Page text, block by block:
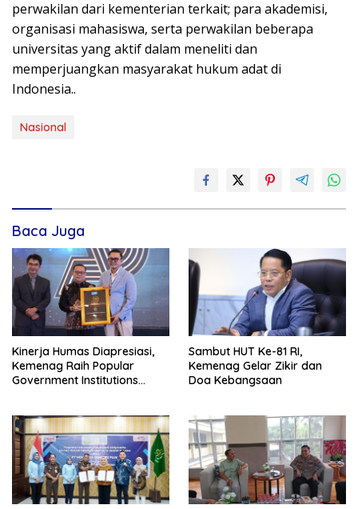
perwakilan dari kementerian terkait; para akademisi,
organisasi mahasiswa, serta perwakilan beberapa
universitas yang aktif dalam meneliti dan
memperjuangkan masyarakat hukum adat di
Indonesia..
Nasional
Baca Juga
Kinerja Humas Diapresiasi,
Kemenag Raih Popular
Government Institutions
Sambut HUT Ke-81 RI,
Kemenag Gelar Zikir dan
Doa Kebangsaan